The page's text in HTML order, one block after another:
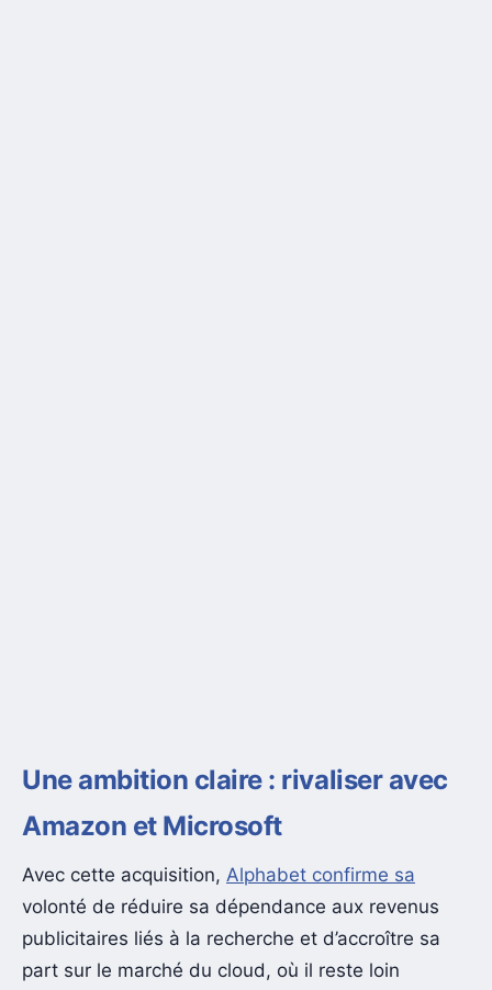
Une ambition claire : rivaliser avec
Amazon et Microsoft
Avec cette acquisition, Alphabet confirme sa
volonté de réduire sa dépendance aux revenus
publicitaires liés à la recherche et d’accroître sa
part sur le marché du cloud, où il reste loin